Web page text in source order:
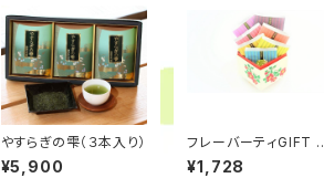
やすらぎの雫（３本入り）
¥5,900
フレーバーティGIFT B
OX
¥1,728